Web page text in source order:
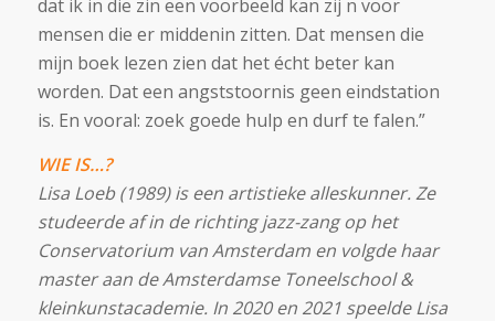
dat ik in die zin een voorbeeld kan zij n voor
mensen die er middenin zitten. Dat mensen die
mijn boek lezen zien dat het écht beter kan
worden. Dat een angststoornis geen eindstation
is. En vooral: zoek goede hulp en durf te falen.”
WIE IS…?
Lisa Loeb (1989) is een artistieke alleskunner. Ze
studeerde af in de richting jazz-zang op het
Conservatorium van Amsterdam en volgde haar
master aan de Amsterdamse Toneelschool &
kleinkunstacademie. In 2020 en 2021 speelde Lisa